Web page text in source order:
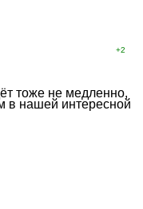
+2
тоже не медленно,
в нашей интересной